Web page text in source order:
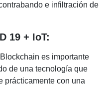
e infiltración de
19 + IoT:
es importante
de una tecnología que
prácticamente con una